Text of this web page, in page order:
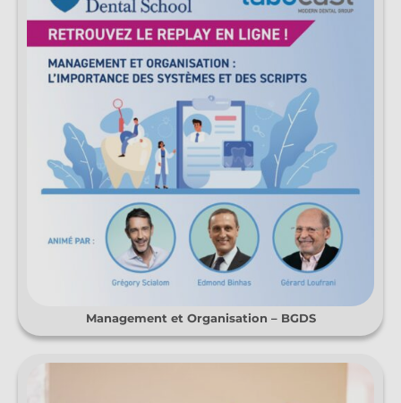
Management et Organisation – BGDS